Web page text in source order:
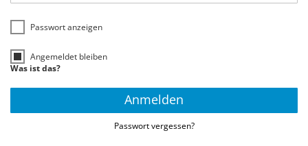
Passwort anzeigen
Angemeldet bleiben
Was ist das?
Anmelden
Passwort vergessen?